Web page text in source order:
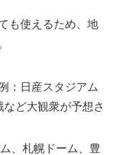
も使えるため、地
：日産スタジアム
ど大観衆が予想さ
、札幌ドーム、豊